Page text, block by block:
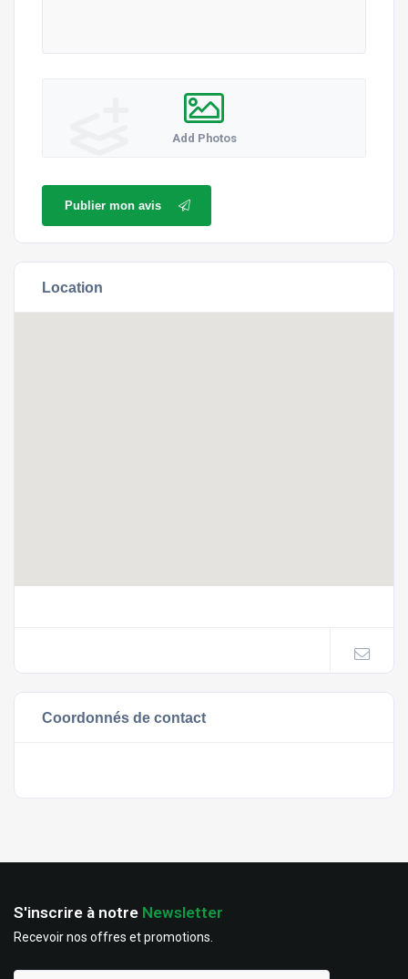
Add Photos
Publier mon avis
Location
Coordonnés de contact
S'inscrire à notre Newsletter
Recevoir nos offres et promotions.